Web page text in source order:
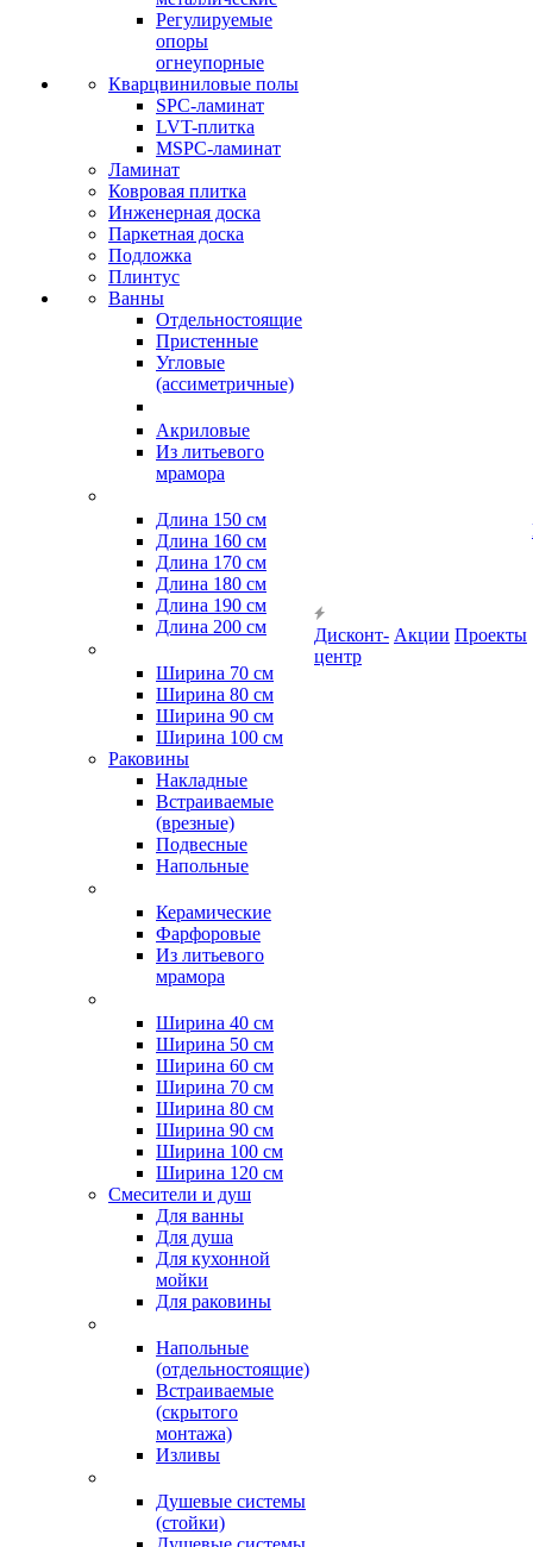
Регулируемые
опоры
огнеупорные
Кварцвиниловые полы
SPC-ламинат
LVT-плитка
MSPC-ламинат
Ламинат
Ковровая плитка
Инженерная доска
Паркетная доска
Подложка
Плинтус
Ванны
Отдельностоящие
Пристенные
Угловые
(ассиметричные)
Акриловые
Из литьевого
мрамора
Длина 150 см
Длина 160 см
Длина 170 см
Длина 180 см
Длина 190 см
Длина 200 см
Ширина 70 см
Ширина 80 см
Ширина 90 см
Ширина 100 см
Раковины
Накладные
Встраиваемые
(врезные)
Подвесные
Напольные
Керамические
Фарфоровые
Из литьевого
мрамора
Ширина 40 см
Ширина 50 см
Ширина 60 см
Ширина 70 см
Ширина 80 см
Ширина 90 см
Ширина 100 см
Ширина 120 см
Смесители и душ
Для ванны
Для душа
Для кухонной
мойки
Для раковины
Напольные
(отдельностоящие)
Встраиваемые
(скрытого
монтажа)
Изливы
Душевые системы
(стойки)
Дисконт-
центр
Акции Проекты